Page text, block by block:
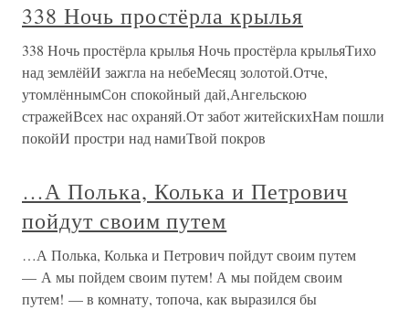
338 Ночь простёрла крылья
338 Ночь простёрла крылья Ночь простёрла крыльяТихо
над землёйИ зажгла на небеМесяц золотой.Отче,
утомлённымСон спокойный дай,Ангельскою
стражейВсех нас охраняй.От забот житейскихНам пошли
покойИ простри над намиТвой покров
…А Полька, Колька и Петрович
пойдут своим путем
…А Полька, Колька и Петрович пойдут своим путем
— А мы пойдем своим путем! А мы пойдем своим
путем! — в комнату, топоча, как выразился бы